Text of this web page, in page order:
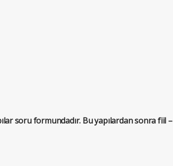
soru formundadır. Bu yapılardan sonra fiil –